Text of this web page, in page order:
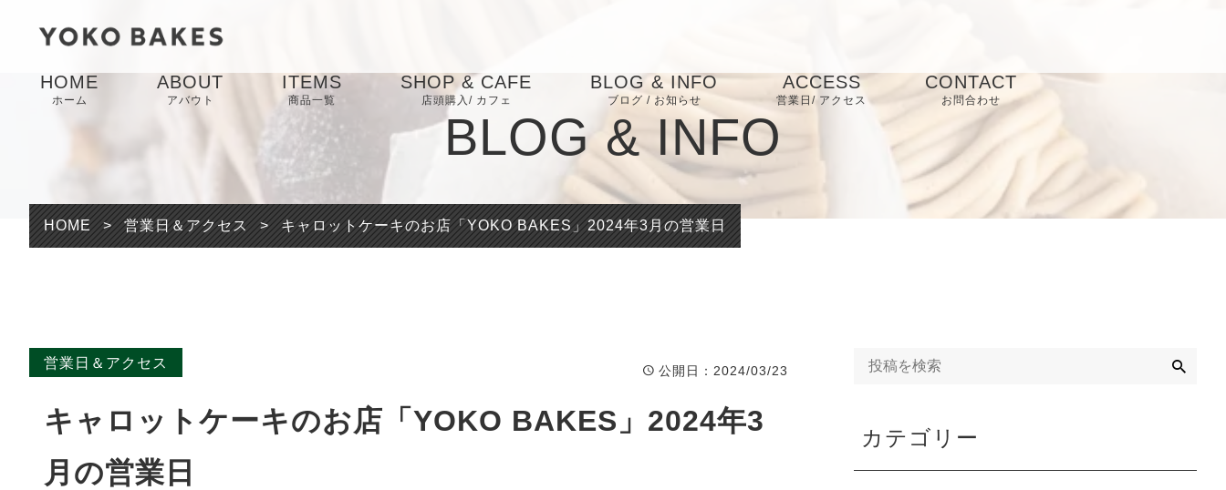
HOME
ホーム
ABOUT
アバウト
ITEMS
商品一覧
SHOP & CAFE
店頭購入/ カフェ
BLOG & INFO
ブログ / お知らせ
キャロットケーキに
ついて
米粉について
ACCESS
営業日/ アクセス
CONTACT
お問合わせ
BLOG & INFO
HOME > 営業日＆アクセス > キャロットケーキのお店「YOKO BAKES」2024年3月の営業日
営業日＆アクセス
公開日 ：2024/03/23
キャロットケーキのお店「YOKO BAKES」2024年3
月の営業日
カテゴリー